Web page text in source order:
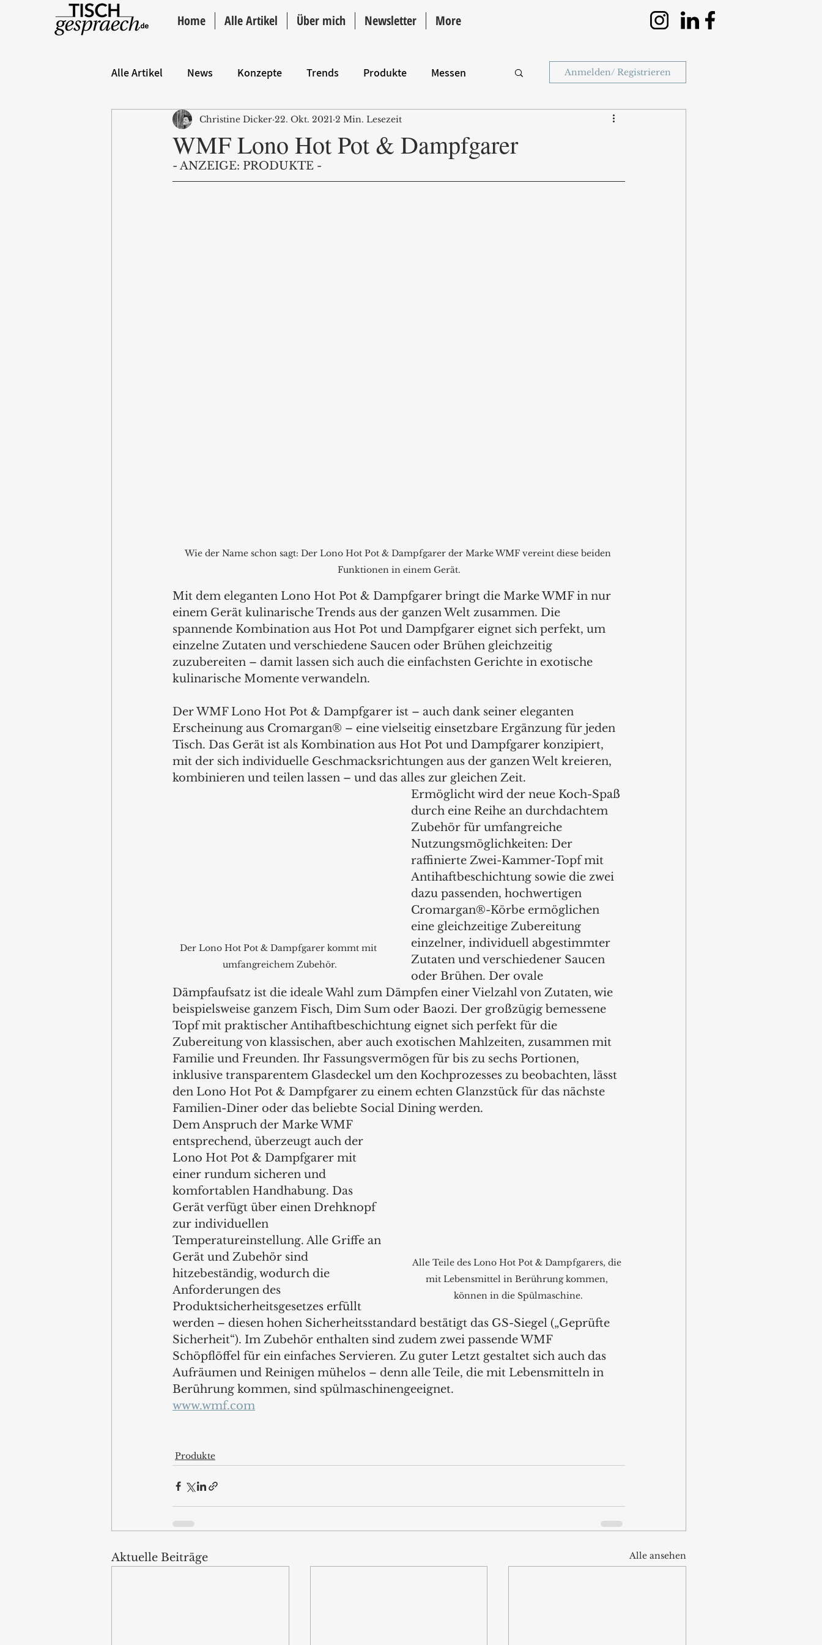
Home Alle Artikel Über mich Newsletter More
Alle Artikel News Konzepte Trends Produkte Messen
Hintergrund ANZEIGE Intro
Anmelden/ Registrieren
WMF Lono Hot Pot & Dampfgarer
Christine Dicker 22. Okt. 2021 2 Min. Lesezeit
- ANZEIGE: PRODUKTE -
Wie der Name schon sagt: Der Lono Hot Pot & Dampfgarer der Marke WMF vereint diese beiden
Funktionen in einem Gerät.
Mit dem eleganten Lono Hot Pot & Dampfgarer bringt die Marke WMF in nur
einem Gerät kulinarische Trends aus der ganzen Welt zusammen. Die
spannende Kombination aus Hot Pot und Dampfgarer eignet sich perfekt, um
einzelne Zutaten und verschiedene Saucen oder Brühen gleichzeitig
zuzubereiten – damit lassen sich auch die einfachsten Gerichte in exotische
kulinarische Momente verwandeln.
Der WMF Lono Hot Pot & Dampfgarer ist – auch dank seiner eleganten
Erscheinung aus Cromargan® – eine vielseitig einsetzbare Ergänzung für jeden
Tisch. Das Gerät ist als Kombination aus Hot Pot und Dampfgarer konzipiert,
mit der sich individuelle Geschmacksrichtungen aus der ganzen Welt kreieren,
kombinieren und teilen lassen – und das alles zur gleichen Zeit.
Der Lono Hot Pot & Dampfgarer kommt mit
umfangreichem Zubehör.
Ermöglicht wird der neue Koch-Spaß
durch eine Reihe an durchdachtem
Zubehör für umfangreiche
Nutzungsmöglichkeiten: Der
raffinierte Zwei-Kammer-Topf mit
Antihaftbeschichtung sowie die zwei
dazu passenden, hochwertigen
Cromargan®-Körbe ermöglichen
eine gleichzeitige Zubereitung
einzelner, individuell abgestimmter
Zutaten und verschiedener Saucen
oder Brühen. Der ovale
Dämpfaufsatz ist die ideale Wahl zum Dämpfen einer Vielzahl von Zutaten, wie
beispielsweise ganzem Fisch, Dim Sum oder Baozi. Der großzügig bemessene
Topf mit praktischer Antihaftbeschichtung eignet sich perfekt für die
Zubereitung von klassischen, aber auch exotischen Mahlzeiten, zusammen mit
Familie und Freunden. Ihr Fassungsvermögen für bis zu sechs Portionen,
inklusive transparentem Glasdeckel um den Kochprozesses zu beobachten, lässt
den Lono Hot Pot & Dampfgarer zu einem echten Glanzstück für das nächste
Familien-Diner oder das beliebte Social Dining werden.
Alle Teile des Lono Hot Pot & Dampfgarers, die
mit Lebensmittel in Berührung kommen,
können in die Spülmaschine.
Dem Anspruch der Marke WMF
entsprechend, überzeugt auch der
Lono Hot Pot & Dampfgarer mit
einer rundum sicheren und
komfortablen Handhabung. Das
Gerät verfügt über einen Drehknopf
zur individuellen
Temperatureinstellung. Alle Griffe an
Gerät und Zubehör sind
hitzebeständig, wodurch die
Anforderungen des
Produktsicherheitsgesetzes erfüllt
werden – diesen hohen Sicherheitsstandard bestätigt das GS-Siegel („Geprüfte
Sicherheit“). Im Zubehör enthalten sind zudem zwei passende WMF
Schöpflöffel für ein einfaches Servieren. Zu guter Letzt gestaltet sich auch das
Aufräumen und Reinigen mühelos – denn alle Teile, die mit Lebensmitteln in
Berührung kommen, sind spülmaschinengeeignet.
www.wmf.com
Produkte
Aktuelle Beiträge Alle ansehen